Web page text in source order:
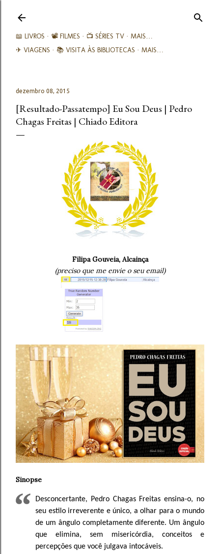
📖 LIVROS 📽️ FILMES 📺 SÉRIES TV
MAIS…
✈ VIAGENS
📚︎ VISITA ÀS BIBLIOTECAS MAIS…
dezembro 08, 2015
[Resultado-Passatempo] Eu Sou Deus | Pedro
Chagas Freitas | Chiado Editora
Filipa Gouveia, Alcainça
(preciso que me envie o seu email)
Sinopse
Desconcertante, Pedro Chagas Freitas ensina-o, no
seu estilo irreverente e único, a olhar para o mundo
de um ângulo completamente diferente. Um ângulo
que elimina, sem misericórdia, conceitos e
percepções que você julgava intocáveis.